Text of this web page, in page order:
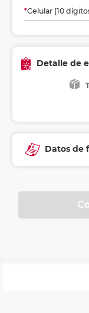
*Celular (10
Detalle de
Datos de